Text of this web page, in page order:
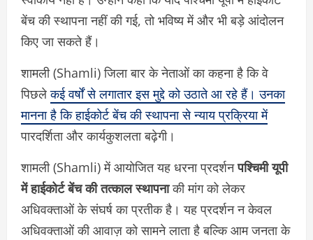
बेंच की स्थापना नहीं की गई, तो भविष्य में और भी बड़े आंदोलन
किए जा सकते हैं।
शामली (Shamli) जिला बार के नेताओं का कहना है कि वे
पिछलेकई वर्षों से लगातार इस मुद्दे को उठाते आ रहे हैं। उनका
मानना है कि हाईकोर्ट बेंच की स्थापना से न्याय प्रक्रिया में
पारदर्शिता और कार्यकुशलता बढ़ेगी।
शामली (Shamli) में आयोजित यह धरना प्रदर्शनपश्चिमी यूपी
में हाईकोर्ट बेंच की तत्काल स्थापनाकी मांग को लेकर
अधिवक्ताओं के संघर्ष का प्रतीक है। यह प्रदर्शन न केवल
अधिवक्ताओं की आवाज़ को सामने लाता है बल्कि आम जनता के